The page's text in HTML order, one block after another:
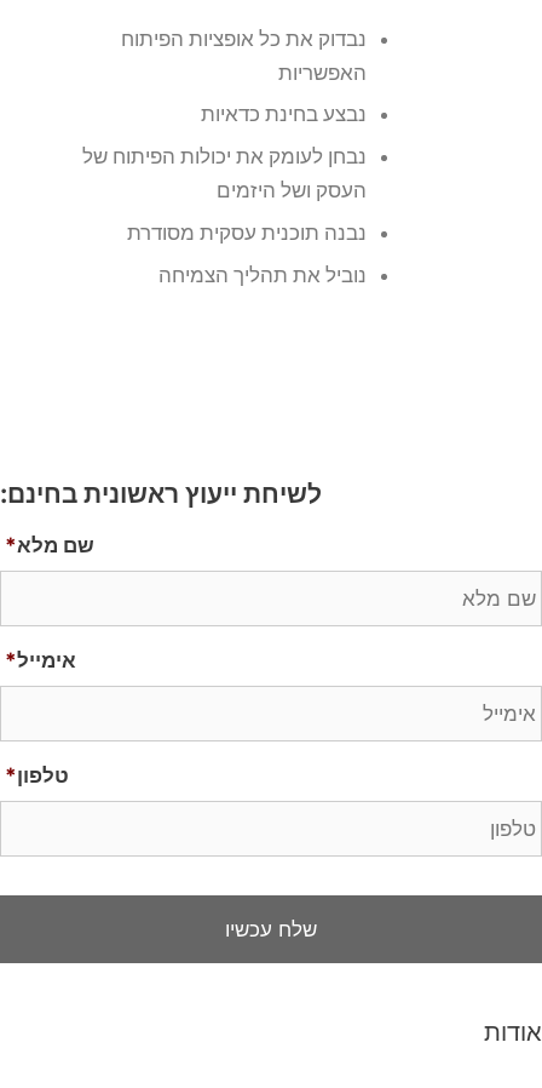
נבדוק את כל אופציות הפיתוח
האפשריות
נבצע בחינת כדאיות
נבחן לעומק את יכולות הפיתוח של
העסק ושל היזמים
נבנה תוכנית עסקית מסודרת
נוביל את תהליך הצמיחה
לשיחת ייעוץ ראשונית בחינם:
שם מלא*
אימייל*
טלפון*
אודות